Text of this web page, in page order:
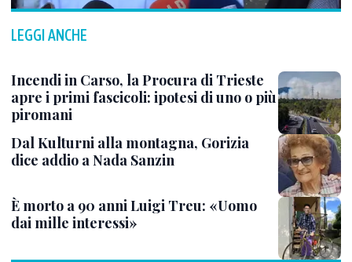
LEGGI ANCHE
Incendi in Carso, la Procura di Trieste
apre i primi fascicoli: ipotesi di uno o più
piromani
Dal Kulturni alla montagna, Gorizia
dice addio a Nada Sanzin
È morto a 90 anni Luigi Treu: «Uomo
dai mille interessi»